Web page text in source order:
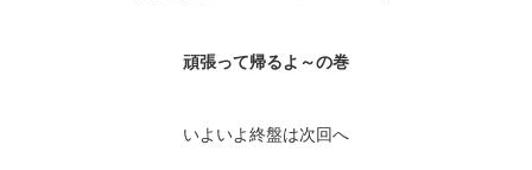
頑張って帰るよ～の巻
いよいよ終盤は次回へ